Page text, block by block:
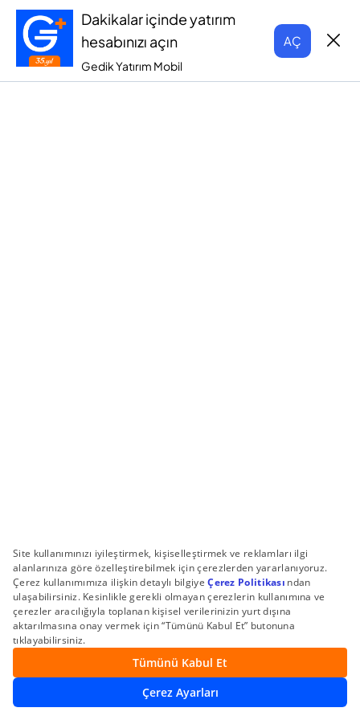
Dakikalar içinde yatırım
hesabınızı açın
Gedik Yatırım Mobil
AÇ